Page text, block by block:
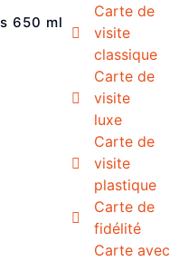
Carte de
visite
classique
Carte de
visite
luxe
Carte de
visite
plastique
Carte de
fidélité
Carte avec
650 ml